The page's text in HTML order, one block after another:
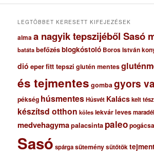
u
LEGTÖBBET KERESETT KIFEJEZÉSEK
almaa nagyik tepszijéből Sasó
batáta befőzésblogkóstoló Boros István
dió eperfitt tepszi glutén mentes
és tejmentes gombagyors
pékség húsmentesHúsvét Kalácskelt
készítsd otthon köles lekvárleves
medvehagymapalacsinta paleopogácsa
Sasó spárgasüteménysütőtök